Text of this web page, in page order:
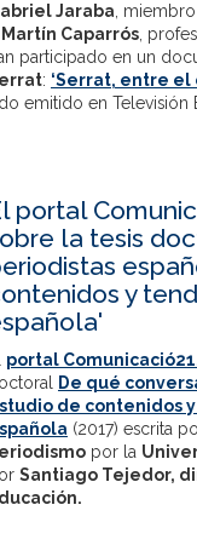
Jaraba ,
Martín Caparrós,
participado en un
: ‘Serrat, entre el
emitido en Televisión
portal
la tesis
y
portal
De qué
de contenidos
(2017) escrita
por la
Santiago Tejedor,